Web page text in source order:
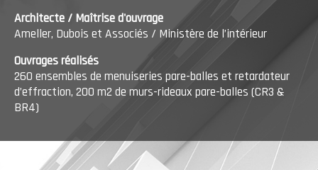
Architecte / Maîtrise d'ouvrage
Ameller, Dubois et Associés / Ministère de l’intérieur
Ouvrages réalisés
260 ensembles de menuiseries pare-balles et retardateur
d’effraction, 200 m2 de murs-rideaux pare-balles (CR3 &
BR4)